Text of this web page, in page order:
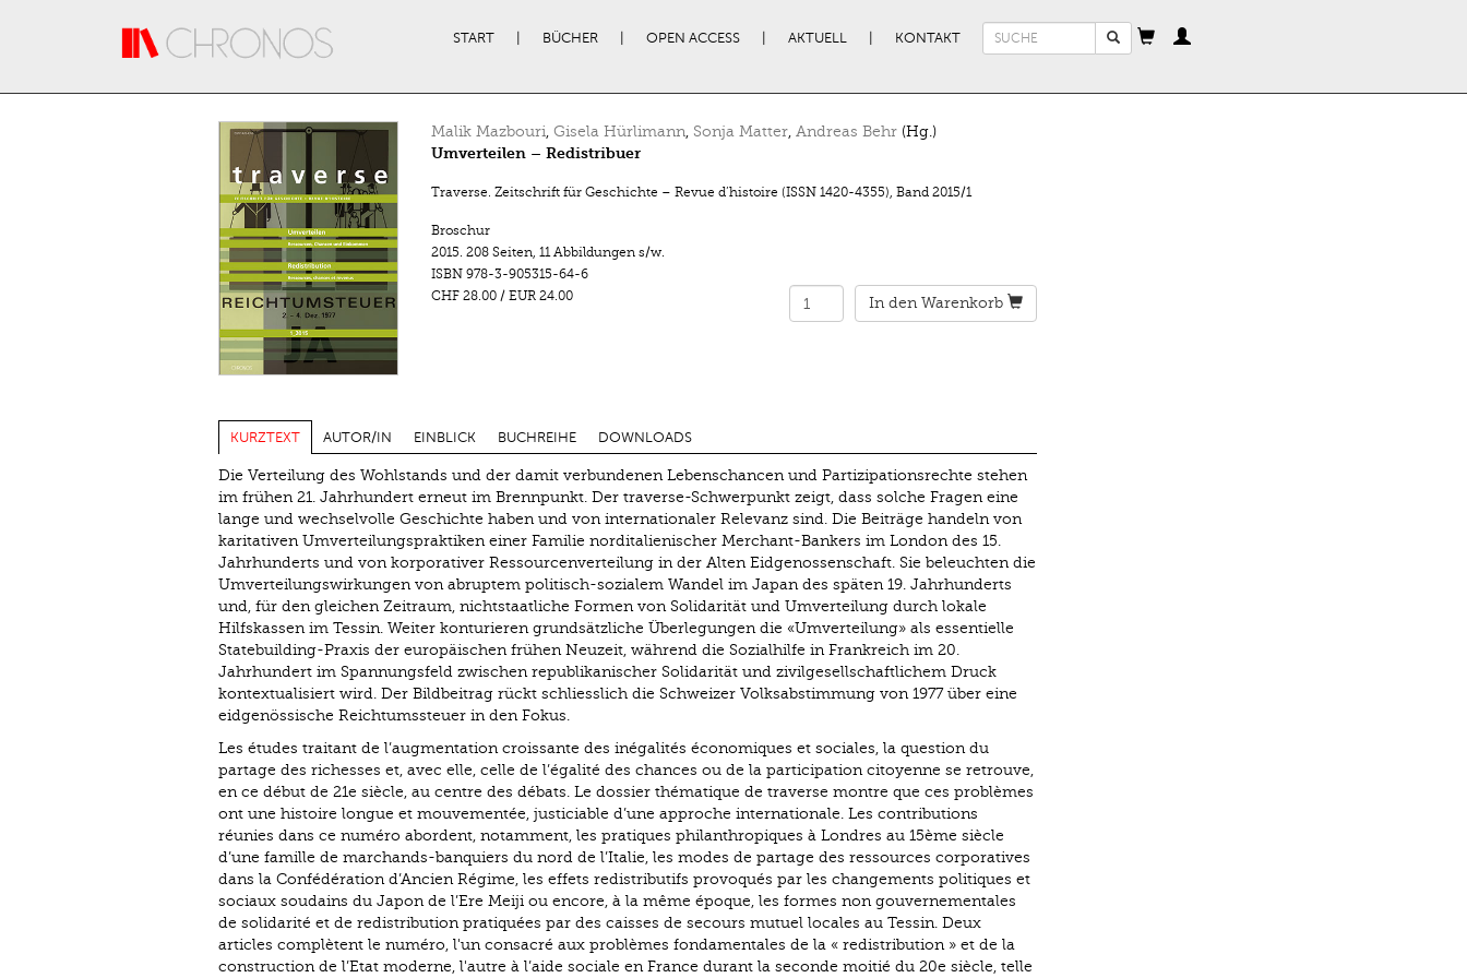
START BÜCHER OPEN ACCESS AKTUELL KONTAKT
Suchformular
Malik Mazbouri, Gisela Hürlimann, Sonja Matter, Andreas Behr(Hg.)
Umverteilen – Redistribuer
Traverse. Zeitschrift für Geschichte – Revue d’histoire (ISSN 1420-4355), Band 2015/1
Broschur
2015. 208 Seiten, 11 Abbildungen s/w.
ISBN 978-3-905315-64-6
CHF 28.00/ EUR 24.00 In den Warenkorb
KURZTEXT AUTOR/IN EINBLICK BUCHREIHE DOWNLOADS
Die Verteilung des Wohlstands und der damit verbundenen Lebenschancen und Partizipationsrechte stehen
im frühen 21. Jahrhundert erneut im Brennpunkt. Der traverse-Schwerpunkt zeigt, dass solche Fragen eine
lange und wechselvolle Geschichte haben und von internationaler Relevanz sind. Die Beiträge handeln von
karitativen Umverteilungspraktiken einer Familie norditalienischer Merchant-Bankers im London des 15.
Jahrhunderts und von korporativer Ressourcenverteilung in der Alten Eidgenossenschaft. Sie beleuchten die
Umverteilungswirkungen von abruptem politisch-sozialem Wandel im Japan des späten 19. Jahrhunderts
und, für den gleichen Zeitraum, nichtstaatliche Formen von Solidarität und Umverteilung durch lokale
Hilfskassen im Tessin. Weiter konturieren grundsätzliche Überlegungen die «Umverteilung» als essentielle
Statebuilding-Praxis der europäischen frühen Neuzeit, während die Sozialhilfe in Frankreich im 20.
Jahrhundert im Spannungsfeld zwischen republikanischer Solidarität und zivilgesellschaftlichem Druck
kontextualisiert wird. Der Bildbeitrag rückt schliesslich die Schweizer Volksabstimmung von 1977 über eine
eidgenössische Reichtumssteuer in den Fokus.
Les études traitant de l’augmentation croissante des inégalités économiques et sociales, la question du
partage des richesses et, avec elle, celle de l’égalité des chances ou de la participation citoyenne se retrouve,
en ce début de 21e siècle, au centre des débats. Le dossier thématique de traverse montre que ces problèmes
ont une histoire longue et mouvementée, justiciable d’une approche internationale. Les contributions
réunies dans ce numéro abordent, notamment, les pratiques philanthropiques à Londres au 15ème siècle
d’une famille de marchands-banquiers du nord de l’Italie, les modes de partage des ressources corporatives
dans la Confédération d’Ancien Régime, les effets redistributifs provoqués par les changements politiques et
sociaux soudains du Japon de l’Ere Meiji ou encore, à la même époque, les formes non gouvernementales
de solidarité et de redistribution pratiquées par des caisses de secours mutuel locales au Tessin. Deux
articles complètent le numéro, l'un consacré aux problèmes fondamentales de la « redistribution » et de la
construction de l’Etat moderne, l'autre à l’aide sociale en France durant la seconde moitié du 20e siècle, telle